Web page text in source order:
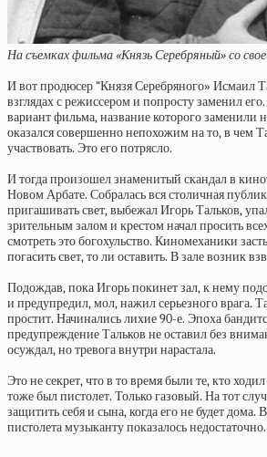
На съемках фильма «Князь Серебряный» со
И вот продюсер “Князя Серебряного» Исмаил
взглядах с режиссером и попросту заменил
вариант фильма, название которого заменили
оказался совершенно непохожим на то, в чем
участвовать. Это его потрясло.
И тогда произошел знаменитый скандал в
Новом Арбате. Собралась вся столичная
пригашивать свет, выбежал Игорь Тальков,
зрительным залом и крестом начал просить
смотреть это богохульство. Киномеханики
погасить свет, то ли оставить. В зале возник
Подождав, пока Игорь покинет зал, к нему
и предупредил, мол, нажил серьезного врага.
простит. Начинались лихие 90-е. Эпоха
предупреждение Тальков не оставил без
осуждал, но тревога внутри нарастала.
Это не секрет, что в то время были те, кто
тоже был пистолет. Только газовый. На тот
защитить себя и сына, когда его не будет дома.
пистолета музыканту показалось недостаточно.